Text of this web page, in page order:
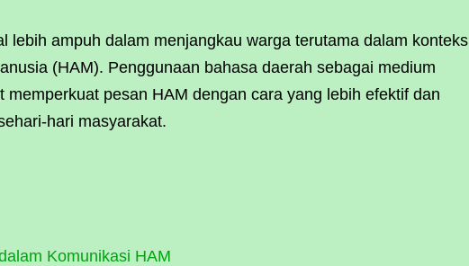
lebih ampuh dalam menjangkau warga terutama dalam konteks
(HAM). Penggunaan bahasa daerah sebagai medium
memperkuat pesan HAM dengan cara yang lebih efektif dan
hari masyarakat.
Komunikasi HAM